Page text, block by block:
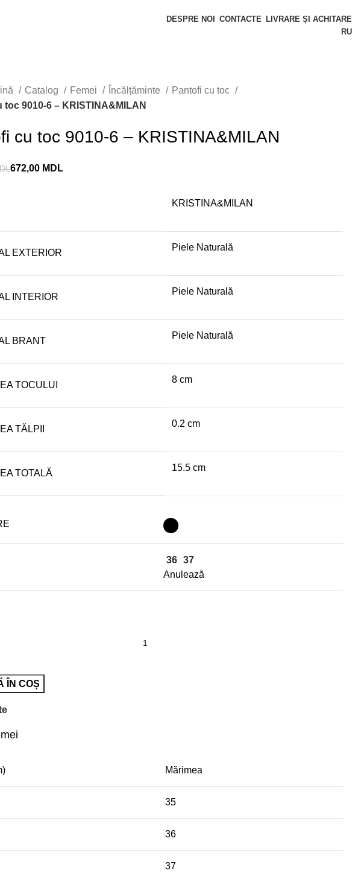
DESPRE NOI CONTACTE LIVRARE ȘI ACHITARE
RU
Catalog Femei Încălțăminte
Pantofi cu toc
toc 9010-6 – KRISTINA&MILAN
cu toc 9010-6 – KRISTINA&MILAN
672,00 MDL
KRISTINA&MILAN
EXTERIOR
Piele Naturală
INTERIOR
Piele Naturală
BRANT
Piele Naturală
TOCULUI
8 cm
TĂLPII
0.2 cm
TOTALĂ
15.5 cm
36 37
Anulează
ÎN COȘ
Mărimea
35
36
37